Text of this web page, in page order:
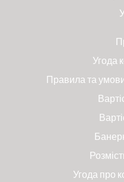
Угода
Правила та
Угода про